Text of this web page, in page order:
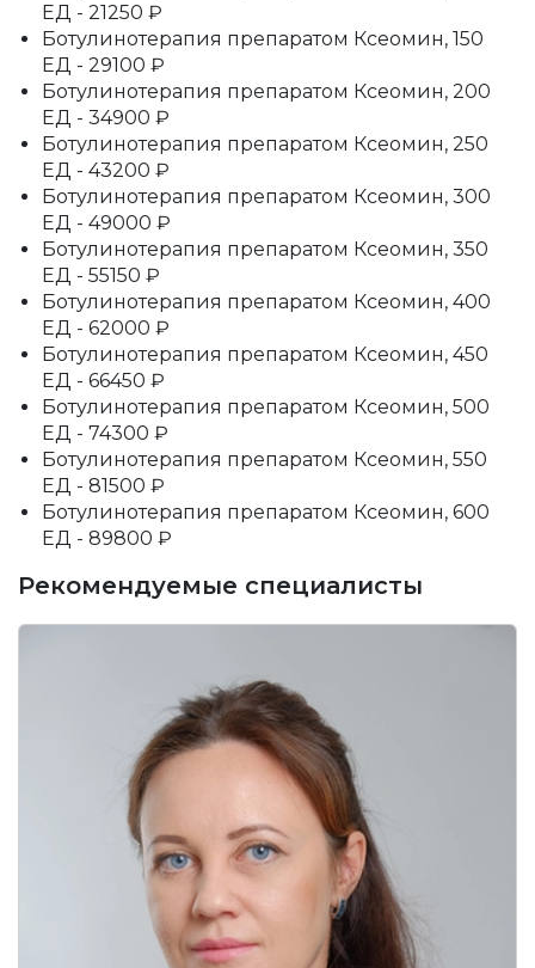
ЕД - 21250 ₽
Ботулинотерапия препаратом Ксеомин, 150
ЕД - 29100 ₽
Ботулинотерапия препаратом Ксеомин, 200
ЕД - 34900 ₽
Ботулинотерапия препаратом Ксеомин, 250
ЕД - 43200 ₽
Ботулинотерапия препаратом Ксеомин, 300
ЕД - 49000 ₽
Ботулинотерапия препаратом Ксеомин, 350
ЕД - 55150 ₽
Ботулинотерапия препаратом Ксеомин, 400
ЕД - 62000 ₽
Ботулинотерапия препаратом Ксеомин, 450
ЕД - 66450 ₽
Ботулинотерапия препаратом Ксеомин, 500
ЕД - 74300 ₽
Ботулинотерапия препаратом Ксеомин, 550
ЕД - 81500 ₽
Ботулинотерапия препаратом Ксеомин, 600
ЕД - 89800 ₽
Рекомендуемые специалисты